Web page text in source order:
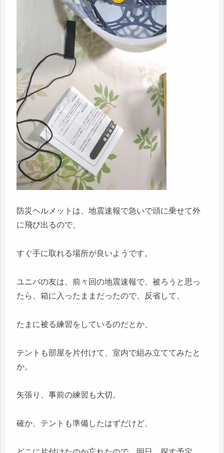
防災ヘルメットは、地震速報で急いで頭に乗せて外
に飛び出るので、
すぐ手に取れる場所が良いようです。
ユニバの友は、前々回の地震速報で、被ろうと思っ
たら、箱に入ったままだったので、反省して、
たまに被る練習をしているのだとか、
テントも部屋を片付けて、室内で組み立ててみたと
か。
矢張り、事前の練習も大切。
確か、テントも準備したはずだけど、